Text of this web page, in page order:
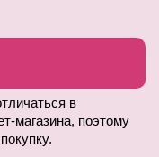
в
магазина, поэтому